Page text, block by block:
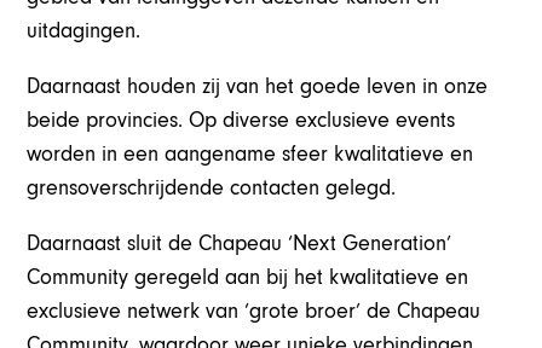
uitdagingen.
Daarnaast houden zij van het goede leven in onze
beide provincies. Op diverse exclusieve events
worden in een aangename sfeer kwalitatieve en
grensoverschrijdende contacten gelegd.
Daarnaast sluit de Chapeau ‘Next Generation’
Community geregeld aan bij het kwalitatieve en
exclusieve netwerk van ‘grote broer’ de Chapeau